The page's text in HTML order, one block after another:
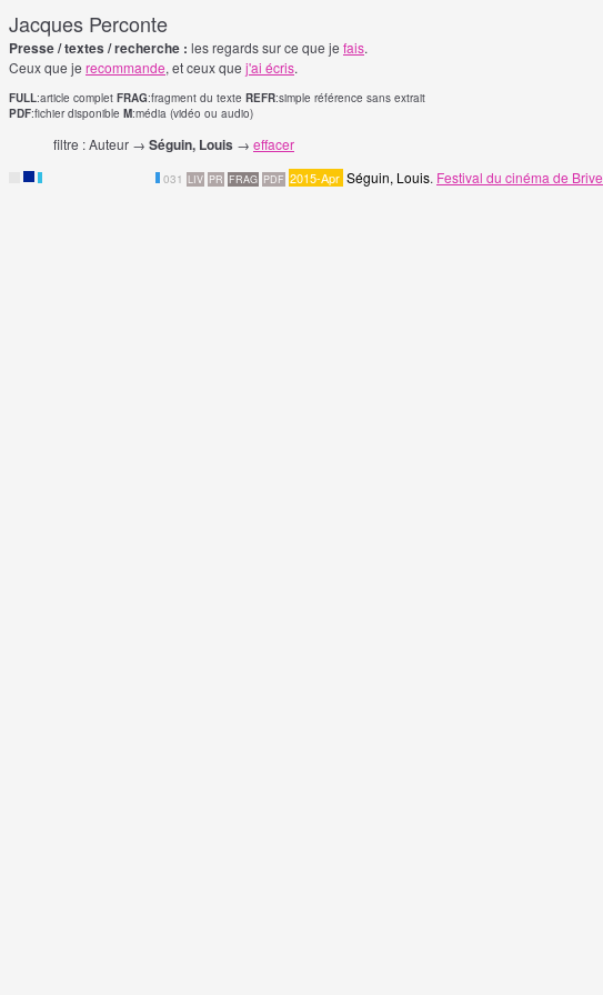
Jacques Perconte
Presse / textes / recherche : les regards sur ce que je fais.
Ceux que je recommande, et ceux que j'ai écris.
FULL:article complet FRAG:fragment du texte REFR:simple référence sans extrait
PDF:fichier disponible M:média (vidéo ou audio)
filtre : Auteur → Séguin, Louis → effacer
F 031 LIV PR FRAG PDF 2015-Apr Séguin, Louis. Festival du cinéma de Brive